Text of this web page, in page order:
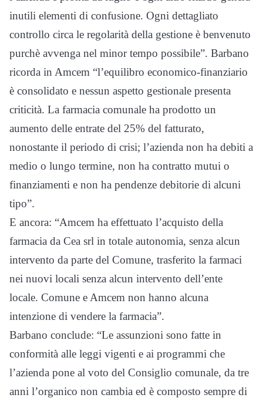
inutili elementi di confusione. Ogni dettagliato
controllo circa le regolarità della gestione è benvenuto
purchè avvenga nel minor tempo possibile”. Barbano
ricorda in Amcem “l’equilibro economico-finanziario
è consolidato e nessun aspetto gestionale presenta
criticità. La farmacia comunale ha prodotto un
aumento delle entrate del 25% del fatturato,
nonostante il periodo di crisi; l’azienda non ha debiti a
medio o lungo termine, non ha contratto mutui o
finanziamenti e non ha pendenze debitorie di alcuni
tipo”.
E ancora: “Amcem ha effettuato l’acquisto della
farmacia da Cea srl in totale autonomia, senza alcun
intervento da parte del Comune, trasferito la farmaci
nei nuovi locali senza alcun intervento dell’ente
locale. Comune e Amcem non hanno alcuna
intenzione di vendere la farmacia”.
Barbano conclude: “Le assunzioni sono fatte in
conformità alle leggi vigenti e ai programmi che
l’azienda pone al voto del Consiglio comunale, da tre
anni l’organico non cambia ed è composto sempre di